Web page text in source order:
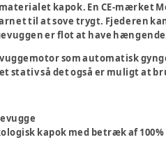
kapok. En CE-mærket
til at sove trygt. Fjederen
er flot at have
som automatisk
stativ så det også er muligt at
kapok med betræk af